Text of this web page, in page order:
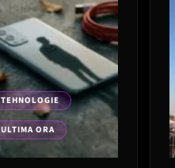
TEHNOLOGIE
ULTIMA ORA